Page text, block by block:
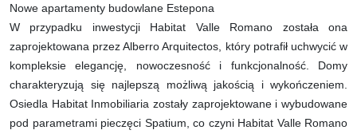
Nowe apartamenty budowlane Estepona
W przypadku inwestycji Habitat Valle Romano została ona
zaprojektowana przez Alberro Arquitectos, który potrafił uchwycić w
kompleksie elegancję, nowoczesność i funkcjonalność. Domy
charakteryzują się najlepszą możliwą jakością i wykończeniem.
Osiedla Habitat Inmobiliaria zostały zaprojektowane i wybudowane
pod parametrami pieczęci Spatium, co czyni Habitat Valle Romano